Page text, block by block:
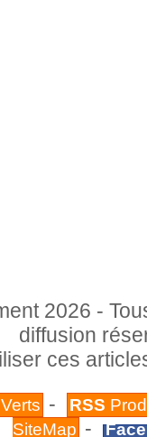
2026 -
diffusion
ces
- RSS
SiteMap -